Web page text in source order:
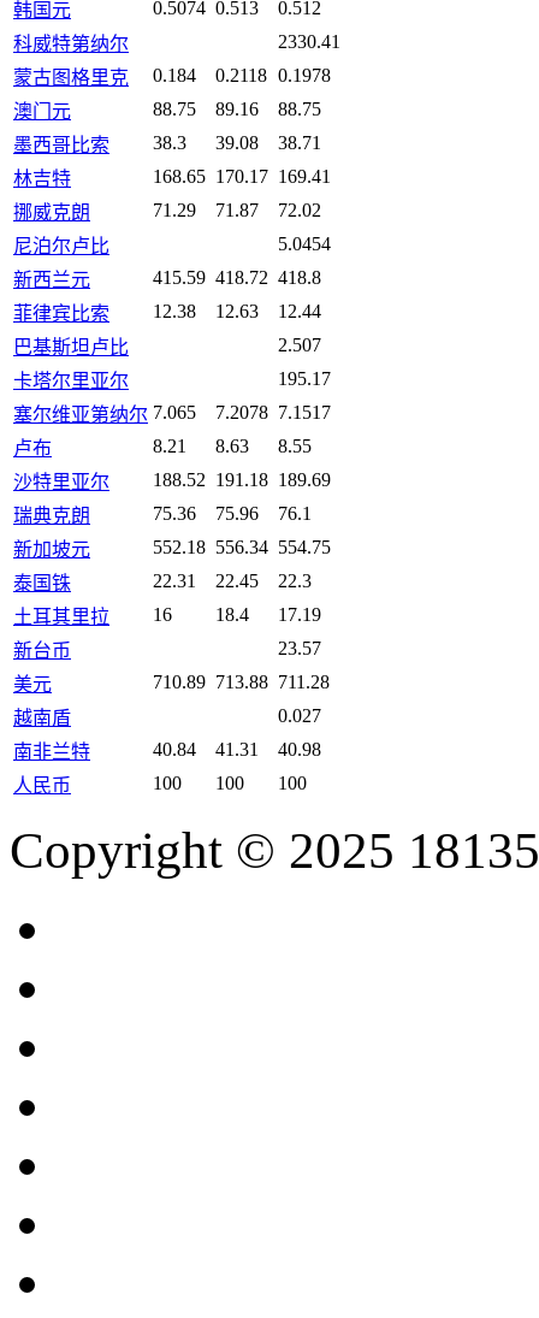
韩国元 0.5074 0.513
0.512
科威特第纳尔
2330.41
蒙古图格里克
0.184 0.2118 0.1978
澳门元
88.75 89.16
88.75
墨西哥比索
38.3 39.08
38.71
林吉特
168.65 170.17 169.41
挪威克朗
71.29 71.87
72.02
尼泊尔卢比
5.0454
新西兰元
415.59 418.72 418.8
菲律宾比索
12.38 12.63
12.44
巴基斯坦卢比
2.507
卡塔尔里亚尔
195.17
塞尔维亚第纳尔 7.065 7.2078 7.1517
卢布
8.21 8.63
8.55
沙特里亚尔
188.52 191.18 189.69
瑞典克朗
75.36 75.96
76.1
新加坡元
552.18 556.34 554.75
泰国铢
22.31 22.45
22.3
土耳其里拉
16 18.4
17.19
新台币
23.57
美元
710.89 713.88 711.28
越南盾
0.027
南非兰特
40.84 41.31
40.98
人民币
100 100 100
Copyright © 2025